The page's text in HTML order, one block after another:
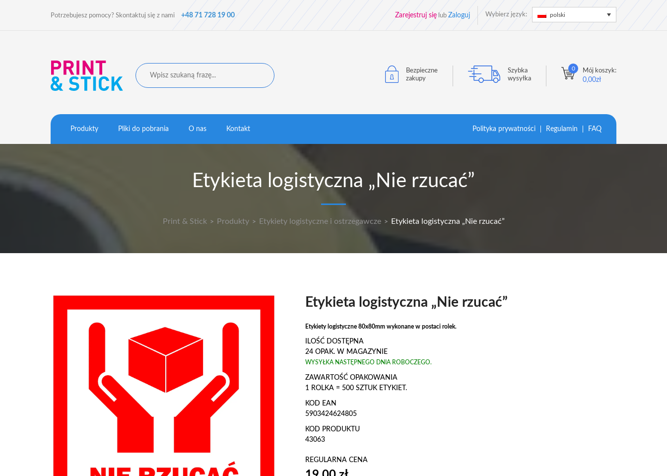
Potrzebujesz pomocy? Skontaktuj się z nami +48 71 728 19 00 Zarejestruj się lub Zaloguj Wybierz język: polski
Bezpieczne
zakupy
Szybka
wysyłka
0 Mój koszyk:
0,00zł
Produkty Pliki do pobrania O nas Kontakt Polityka prywatności Regulamin FAQ
Etykieta logistyczna „Nie rzucać”
Print & Stick> Produkty> Etykiety logistyczne i ostrzegawcze> Etykieta logistyczna „Nie rzucać”
Etykieta logistyczna „Nie rzucać”
Etykiety logistyczne 80x80mm wykonane w postaci rolek.
ILOŚĆ DOSTĘPNA
24 OPAK. W MAGAZYNIE
WYSYŁKA NASTĘPNEGO DNIA ROBOCZEGO.
ZAWARTOŚĆ OPAKOWANIA
1 ROLKA = 500 SZTUK ETYKIET.
KOD EAN
5903424624805
KOD PRODUKTU
43063
REGULARNA CENA